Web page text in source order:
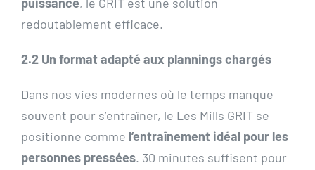
redoutablement efficace.
2.2 Un format adapté aux plannings chargés
Dans nos vies modernes où le temps manque
souvent pour s’entraîner, le Les Mills GRIT se
positionne comme l’entraînement idéal pour les
personnes pressées. 30 minutes suffisent pour